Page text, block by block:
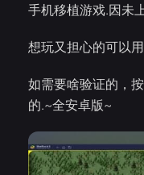
手机移植游戏.因未
想玩又担心的可以
如需要啥验证的，
的.~全安卓版~